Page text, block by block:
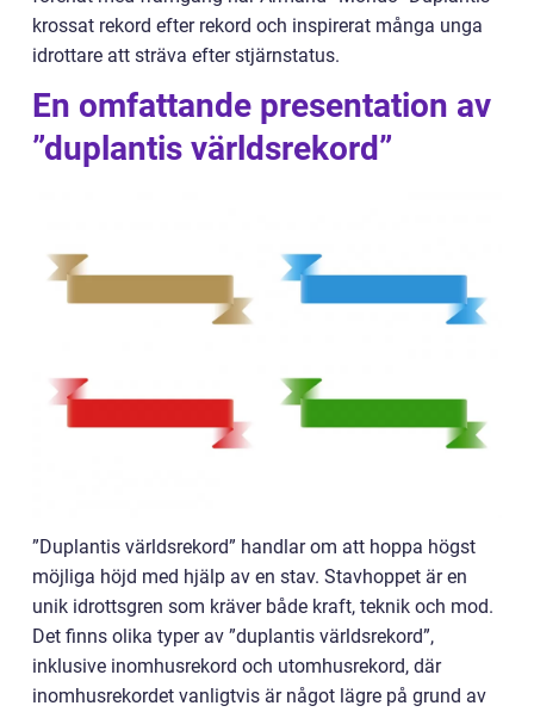
krossat rekord efter rekord och inspirerat många unga
idrottare att sträva efter stjärnstatus.
En omfattande presentation av
”duplantis världsrekord”
”Duplantis världsrekord” handlar om att hoppa högst
möjliga höjd med hjälp av en stav. Stavhoppet är en
unik idrottsgren som kräver både kraft, teknik och mod.
Det finns olika typer av ”duplantis världsrekord”,
inklusive inomhusrekord och utomhusrekord, där
inomhusrekordet vanligtvis är något lägre på grund av